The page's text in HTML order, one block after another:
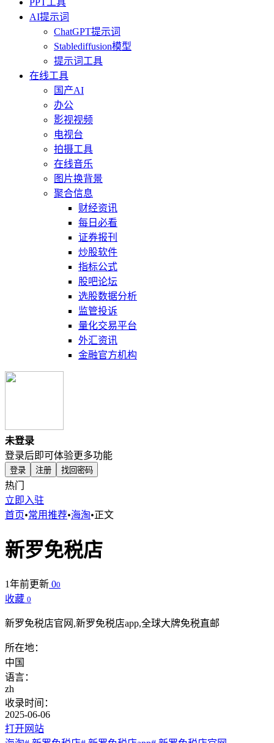
PPT工具
AI提示词
ChatGPT提示词
Stablediffusion模型
提示词工具
在线工具
国产AI
办公
影视视频
电视台
拍摄工具
在线音乐
图片换背景
聚合信息
财经资讯
每日必看
证券报刊
炒股软件
指标公式
股吧论坛
选股数据分析
监管投诉
量化交易平台
外汇资讯
金融官方机构
未登录
登录后即可体验更多功能
登录 注册 找回密码
热门
立即入驻
首页•常用推荐•海淘•正文
新罗免税店
1年前更新 00
收藏 0
新罗免税店官网,新罗免税店app,全球大牌免税直邮
所在地：
中国
语言：
zh
收录时间：
2025-06-06
打开网站